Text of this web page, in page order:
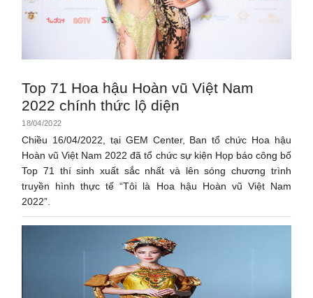
Top 71 Hoa hậu Hoàn vũ Việt Nam
2022 chính thức lộ diện
18/04/2022
Chiều 16/04/2022, tại GEM Center, Ban tổ chức Hoa hậu
Hoàn vũ Việt Nam 2022 đã tổ chức sự kiện Họp báo công bố
Top 71 thí sinh xuất sắc nhất và lên sóng chương trình
truyền hình thực tế “Tôi là Hoa hậu Hoàn vũ Việt Nam
2022”.